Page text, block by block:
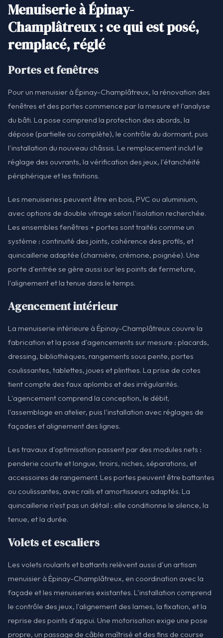
Menuiserie à Épinay-
Champlâtreux : ce qui est posé,
remplacé, réglé
Portes et fenêtres
Pour un menuisier à Épinay-Champlâtreux, la rénovation des
fenêtres et des portes commence par la mesure et l'analyse
du bâti. La pose comprend la protection des abords, la
dépose (partielle ou complète), le contrôle du dormant, puis
l'installation du nouveau châssis. Le remplacement inclut le
réglage des ouvrants, la vérification des jeux, l'étanchéité
périphérique et les finitions.
Les menuiseries peuvent être en bois, PVC ou aluminium,
avec options de double vitrage selon l'isolation recherchée.
Les ensembles fenêtres + portes sont traités comme un
système : continuité des joints, cohérence des profils, et
quincaillerie adaptée (charnière, crémone, poignée). Une
porte d'entrée se gère aussi sur les points de fermeture,
l'alignement et la tenue dans le temps.
Agencement intérieur
La menuiserie intérieure à Épinay-Champlâtreux couvre la
fabrication et la pose d'agencements sur mesure : placards,
dressing, bibliothèques, rangements sous pente, portes
coulissantes, tablettes, joues et plinthes. La prise de cotes
tient compte des faux aplombs et des irrégularités.
L'agencement comprend la conception, le débit,
l'assemblage en atelier, puis l'installation avec réglages de
façades et alignement des lignes.
Les travaux d'optimisation passent par des modules nets :
penderie courte et longue, tiroirs, niches, séparations, et
accessoires de rangement. Les portes peuvent être battantes
ou coulissantes, avec rails et amortisseurs adaptés. La
quincaillerie n'est pas un détail : elle conditionne le silence, la
tenue, et la durée.
Volets et escaliers
Les volets roulants et battants relèvent aussi d'un artisan
menuisier à Épinay-Champlâtreux, en coordination avec la
façade et les menuiseries existantes. L'installation comprend
le contrôle des jeux, l'alignement des lames, la fixation, et la
reprise des points d'appui. Une motorisation exige une pose
propre, un passage de câble maîtrisé et des fins de course